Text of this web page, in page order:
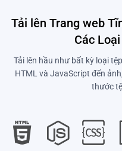
Tải lên Trang web
Các
Tải lên hầu như bất kỳ loại
HTML và JavaScript đến
thước